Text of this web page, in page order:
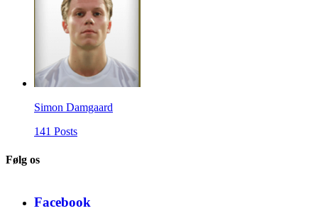
Simon Damgaard
141 Posts
Følg os
Facebook